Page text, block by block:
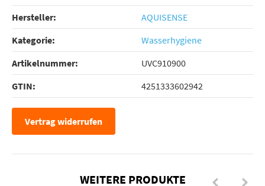
Hersteller:
AQUISENSE
Kategorie:
Wasserhygiene
Artikelnummer:
UVC910900
GTIN:
4251333602942
Vertrag widerrufen
WEITERE PRODUKTE